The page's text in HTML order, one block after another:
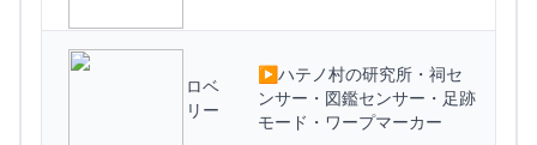
ロベ
リー
▶︎ハテノ村の研究所・祠セ
ンサー・図鑑センサー・足跡
モード・ワープマーカー